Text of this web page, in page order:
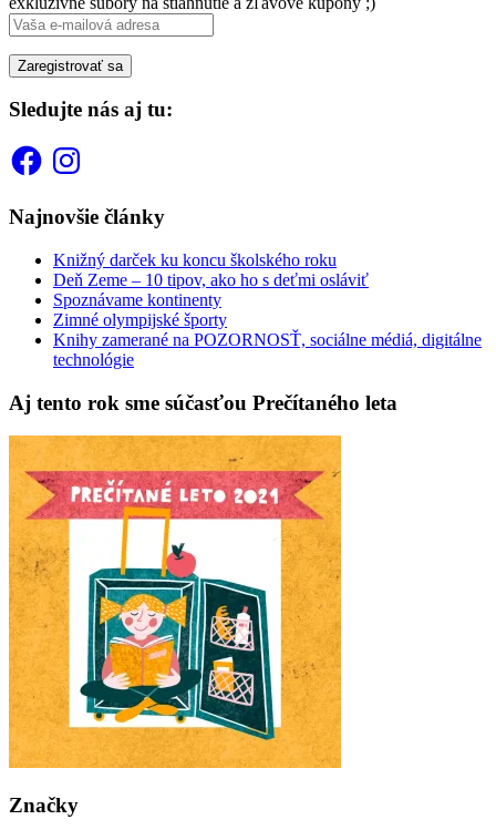
Sledujte nás aj tu:
FacebookInstagram
Najnovšie články
Knižný darček ku koncu školského roku
Deň Zeme – 10 tipov, ako ho s deťmi osláviť
Spoznávame kontinenty
Zimné olympijské športy
Knihy zamerané na POZORNOSŤ, sociálne médiá, digitálne
technológie
Aj tento rok sme súčasťou Prečítaného leta
Značky